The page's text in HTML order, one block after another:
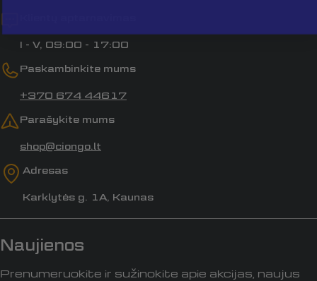
I - V, 09:00 - 17:00
Paskambinkite mums
+370 674 44617
Parašykite mums
shop@ciongo.lt
Adresas
Karklytės g. 1A, Kaunas
Naujienos
Prenumeruokite ir sužinokite apie akcijas, naujus